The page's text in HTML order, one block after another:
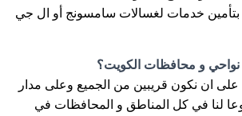
بتأمين خدمات لغسالات سامسونج أو ال جي
و محافظات الكويت؟
على ان نكون قريبين من الجميع وعلى مدار
لنا في كل المناطق و المحافظات في